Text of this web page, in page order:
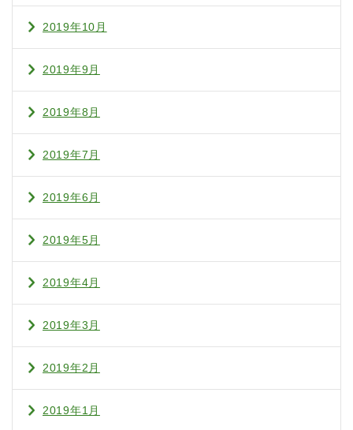
2019年10月
2019年9月
2019年8月
2019年7月
2019年6月
2019年5月
2019年4月
2019年3月
2019年2月
2019年1月